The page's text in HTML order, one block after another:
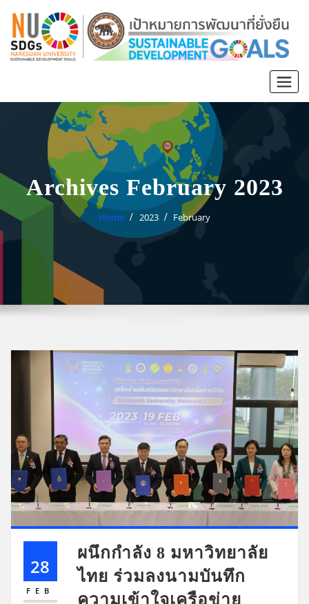
Archives February 2023
Home 2023 February
28
FEB
ผนึกกำลัง 8 มหาวิทยาลัย
ไทย ร่วมลงนามบันทึก
ความเข้าใจเครือข่าย